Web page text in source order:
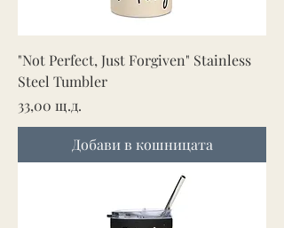
"Not Perfect, Just Forgiven" Stainless
Steel Tumbler
Цена
33,00 щ.д.
Добави в кошницата